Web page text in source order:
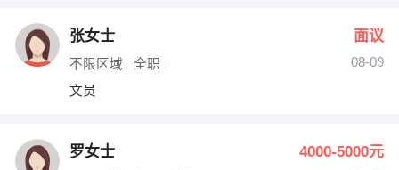
其他职位
张女士 面议
不限区域 全职
08-09
文员
罗女士 4000-5000元